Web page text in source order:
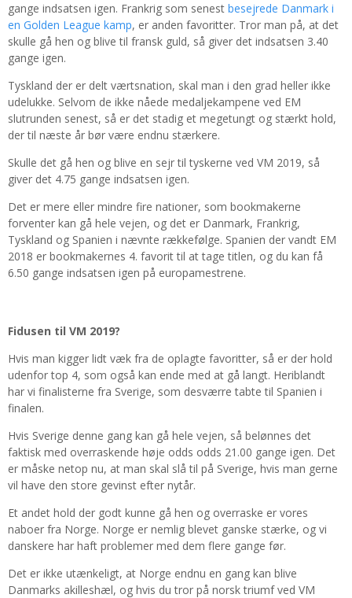
gange indsatsen igen. Frankrig som senest besejrede Danmark i
en Golden League kamp, er anden favoritter. Tror man på, at det
skulle gå hen og blive til fransk guld, så giver det indsatsen 3.40
gange igen.
Tyskland der er delt værtsnation, skal man i den grad heller ikke
udelukke. Selvom de ikke nåede medaljekampene ved EM
slutrunden senest, så er det stadig et megetungt og stærkt hold,
der til næste år bør være endnu stærkere.
Skulle det gå hen og blive en sejr til tyskerne ved VM 2019, så
giver det 4.75 gange indsatsen igen.
Det er mere eller mindre fire nationer, som bookmakerne
forventer kan gå hele vejen, og det er Danmark, Frankrig,
Tyskland og Spanien i nævnte rækkefølge. Spanien der vandt EM
2018 er bookmakernes 4. favorit til at tage titlen, og du kan få
6.50 gange indsatsen igen på europamestrene.
Fidusen til VM 2019?
Hvis man kigger lidt væk fra de oplagte favoritter, så er der hold
udenfor top 4, som også kan ende med at gå langt. Heriblandt
har vi finalisterne fra Sverige, som desværre tabte til Spanien i
finalen.
Hvis Sverige denne gang kan gå hele vejen, så belønnes det
faktisk med overraskende høje odds odds 21.00 gange igen. Det
er måske netop nu, at man skal slå til på Sverige, hvis man gerne
vil have den store gevinst efter nytår.
Et andet hold der godt kunne gå hen og overraske er vores
naboer fra Norge. Norge er nemlig blevet ganske stærke, og vi
danskere har haft problemer med dem flere gange før.
Det er ikke utænkeligt, at Norge endnu en gang kan blive
Danmarks akilleshæl, og hvis du tror på norsk triumf ved VM